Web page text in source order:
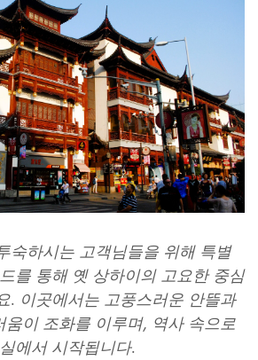
숙하시는 고객님들을 위해 특별
를 통해 옛 상하이의 고요한 중심
. 이곳에서는 고풍스러운 안뜰과
움이 조화를 이루며, 역사 속으로
에서 시작됩니다.